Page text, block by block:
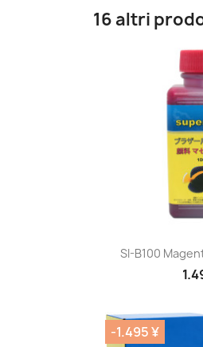
16 altri

SI-B100
-1.495 ¥